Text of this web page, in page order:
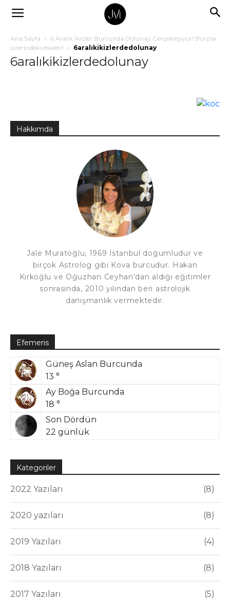
Ana Sayfa
6 Aralık İkizler Burcunda Dolunay Gerçekleşiyor! Burçlar
üzerindeki etkileri!
6aralıkikizlerdedolunay
6aralıkikizlerdedolunay
Hakkımda
Jale Muratoğlu, 1969 İstanbul doğumludur ve
birçok Astrolog gibi Kova burcudur. Hakan
Kırkoğlu ve Oğuzhan Ceyhan'dan aldığı eğitimler
sonrasında, 2010 yılından beri astrolojik
danışmanlık vermektedir.
Efemeris
Güneş Aslan Burcunda
13 °
Ay Boğa Burcunda
18 °
Son Dördün
22 günlük
Kategoriler
2022 Yazıları 8
2020 yazıları 8
2019 Yazıları 4
2018 Yazıları 8
2017 Yazıları 5